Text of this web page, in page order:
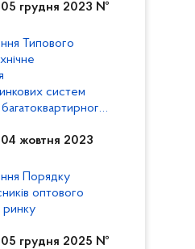
05 грудня 2023 №
Типового
систем
систем
04 жовтня 2023
Порядку
оптового
ринку
05 грудня 2025 №